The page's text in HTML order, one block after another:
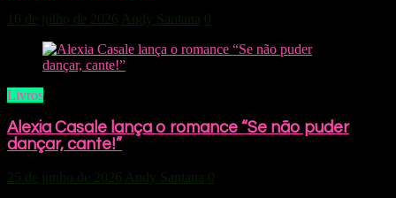
16 de julho de 2026 Andy Santana 0
Livros
Alexia Casale lança o romance “Se não puder
dançar, cante!”
25 de junho de 2026 Andy Santana 0